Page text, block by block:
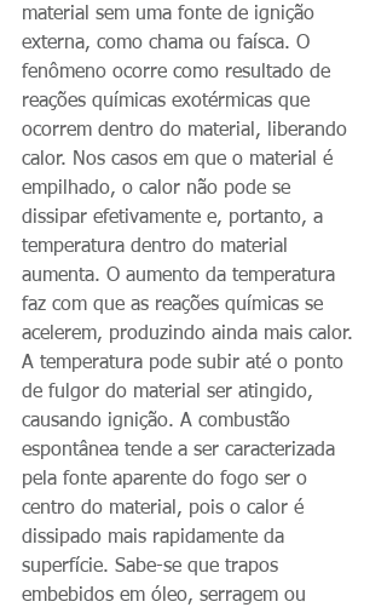
material sem uma fonte de ignição
externa, como chama ou faísca. O
fenômeno ocorre como resultado de
reações químicas exotérmicas que
ocorrem dentro do material, liberando
calor. Nos casos em que o material é
empilhado, o calor não pode se
dissipar efetivamente e, portanto, a
temperatura dentro do material
aumenta. O aumento da temperatura
faz com que as reações químicas se
acelerem, produzindo ainda mais calor.
A temperatura pode subir até o ponto
de fulgor do material ser atingido,
causando ignição. A combustão
espontânea tende a ser caracterizada
pela fonte aparente do fogo ser o
centro do material, pois o calor é
dissipado mais rapidamente da
superfície. Sabe-se que trapos
embebidos em óleo, serragem ou